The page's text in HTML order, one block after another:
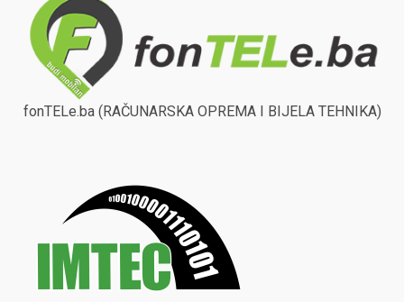
fonTELe.ba (RAČUNARSKA OPREMA I BIJELA TEHNIKA)